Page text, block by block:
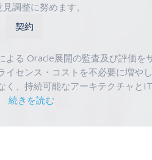
調整に努めます。
契約
よる Oracle展開の監査及び評価を
イセンス・コストを不必要に増や
く、持続可能なアーキテクチャと
続きを読む